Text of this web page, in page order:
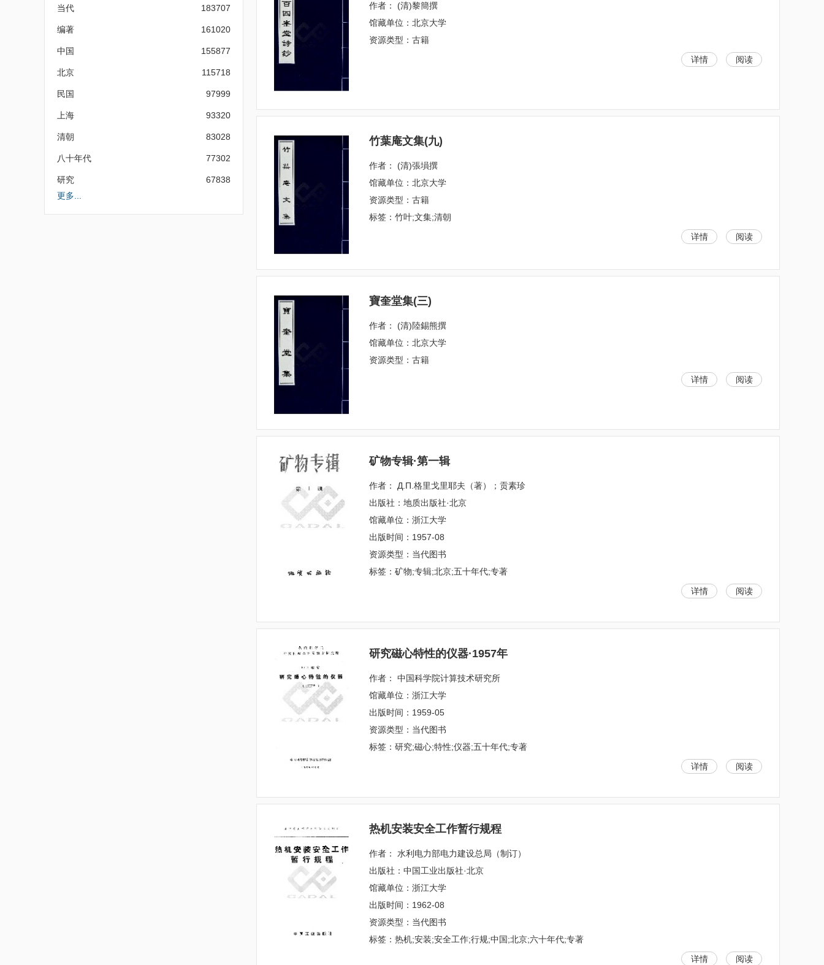
当代 183707
编著 161020
中国 155877
北京 115718
民国 97999
上海 93320
清朝 83028
八十年代 77302
研究
67838
更多...
作者： (清)黎簡撰
馆藏单位：北京大学
资源类型：古籍
详情
阅读
竹葉庵文集(九)
作者： (清)張塤撰
馆藏单位：北京大学
资源类型：古籍
标签：竹叶;文集;清朝
详情
阅读
寶奎堂集(三)
作者： (清)陸錫熊撰
馆藏单位：北京大学
资源类型：古籍
详情
阅读
矿物专辑·第一辑
作者： Д.П.格里戈里耶夫（著）；贡素珍
出版社：地质出版社·北京
馆藏单位：浙江大学
出版时间：1957-08
资源类型：当代图书
标签：矿物;专辑;北京;五十年代;专著
详情
阅读
研究磁心特性的仪器·1957年
作者： 中国科学院计算技术研究所
馆藏单位：浙江大学
出版时间：1959-05
资源类型：当代图书
标签：研究;磁心;特性;仪器;五十年代;专著
详情
阅读
热机安装安全工作暂行规程
作者： 水利电力部电力建设总局（制订）
出版社：中国工业出版社·北京
馆藏单位：浙江大学
出版时间：1962-08
资源类型：当代图书
标签：热机;安装;安全工作;行规;中国;北京;六十年代;专著
详情
阅读